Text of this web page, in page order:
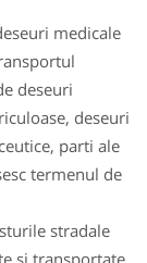
medicale
deseuri
deseuri
parti ale
termenul de
stradale
si transportate